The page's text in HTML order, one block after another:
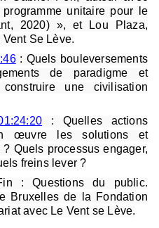
unitaire pour le
2020) », et Lou Plaza,
Se Lève.
: Quels bouleversements
de paradigme et
une civilisation
: Quelles actions
œuvre les solutions et
Quels processus engager,
freins lever ?
: Questions du public.
Bruxelles de la Fondation
avec Le Vent se Lève.